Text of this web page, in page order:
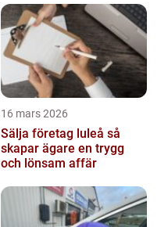
16 mars 2026
Sälja företag luleå så
skapar ägare en trygg
och lönsam affär